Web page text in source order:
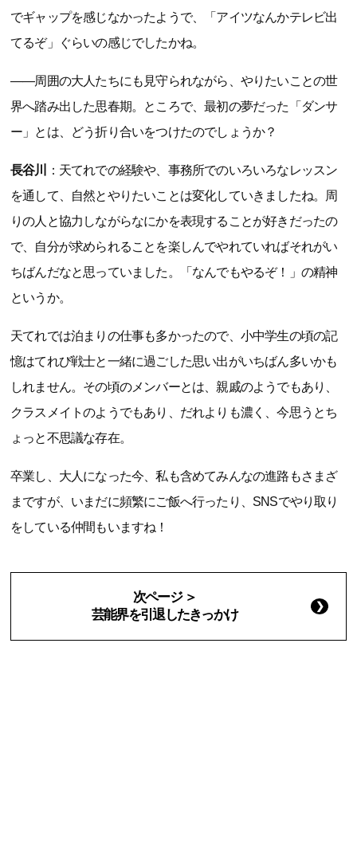
でギャップを感じなかったようで、「アイツなんかテレビ出
てるぞ」ぐらいの感じでしたかね。
――周囲の大人たちにも見守られながら、やりたいことの世
界へ踏み出した思春期。ところで、最初の夢だった「ダンサ
ー」とは、どう折り合いをつけたのでしょうか？
長谷川
：天てれでの経験や、事務所でのいろいろなレッスン
を通して、自然とやりたいことは変化していきましたね。周
りの人と協力しながらなにかを表現することが好きだったの
で、自分が求められることを楽しんでやれていればそれがい
ちばんだなと思っていました。「なんでもやるぞ！」の精神
というか。
天てれでは泊まりの仕事も多かったので、小中学生の頃の記
憶はてれび戦士と一緒に過ごした思い出がいちばん多いかも
しれません。その頃のメンバーとは、親戚のようでもあり、
クラスメイトのようでもあり、だれよりも濃く、今思うとち
ょっと不思議な存在。
卒業し、大人になった今、私も含めてみんなの進路もさまざ
まですが、いまだに頻繁にご飯へ行ったり、SNSでやり取り
をしている仲間もいますね！
次ページ ＞
芸能界を引退したきっかけ